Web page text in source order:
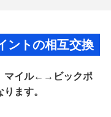
ントの相互交換
マイル←→ビックポ
ます。